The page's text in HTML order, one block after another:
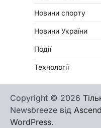
Новини спорту
Новини України
Події
Технології
Copyright © 2026
Newsbreeze від
WordPress.